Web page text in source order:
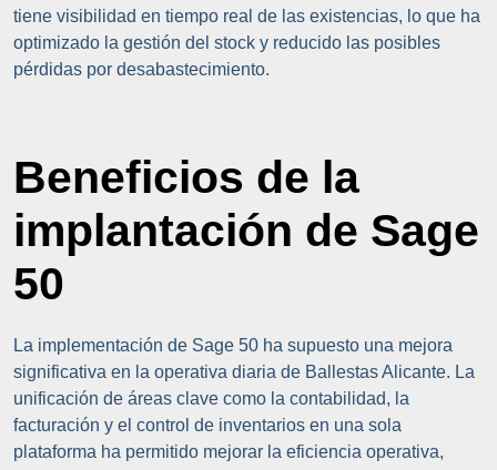
tiene visibilidad en tiempo real de las existencias, lo que ha
optimizado la gestión del stock y reducido las posibles
pérdidas por desabastecimiento.
Beneficios de la
implantación de Sage
50
La implementación de Sage 50 ha supuesto una mejora
significativa en la operativa diaria de Ballestas Alicante. La
unificación de áreas clave como la contabilidad, la
facturación y el control de inventarios en una sola
plataforma ha permitido mejorar la eficiencia operativa,